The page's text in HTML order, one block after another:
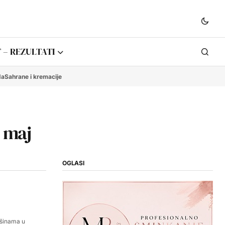
– REZULTATI
Sahrane i kremacije
u
OGLASI